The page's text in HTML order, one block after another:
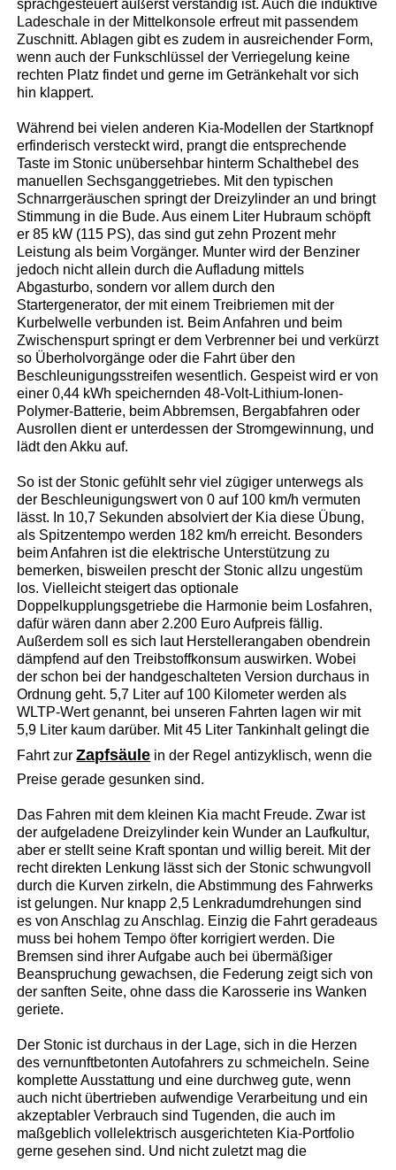
sprachgesteuert äußerst verständig ist. Auch die induktive
Ladeschale in der Mittelkonsole erfreut mit passendem
Zuschnitt. Ablagen gibt es zudem in ausreichender Form,
wenn auch der Funkschlüssel der Verriegelung keine
rechten Platz findet und gerne im Getränkehalt vor sich
hin klappert.
Während bei vielen anderen Kia-Modellen der Startknopf
erfinderisch versteckt wird, prangt die entsprechende
Taste im Stonic unübersehbar hinterm Schalthebel des
manuellen Sechsganggetriebes. Mit den typischen
Schnarrgeräuschen springt der Dreizylinder an und bringt
Stimmung in die Bude. Aus einem Liter Hubraum schöpft
er 85 kW (115 PS), das sind gut zehn Prozent mehr
Leistung als beim Vorgänger. Munter wird der Benziner
jedoch nicht allein durch die Aufladung mittels
Abgasturbo, sondern vor allem durch den
Startergenerator, der mit einem Treibriemen mit der
Kurbelwelle verbunden ist. Beim Anfahren und beim
Zwischenspurt springt er dem Verbrenner bei und verkürzt
so Überholvorgänge oder die Fahrt über den
Beschleunigungsstreifen wesentlich. Gespeist wird er von
einer 0,44 kWh speichernden 48-Volt-Lithium-Ionen-
Polymer-Batterie, beim Abbremsen, Bergabfahren oder
Ausrollen dient er unterdessen der Stromgewinnung, und
lädt den Akku auf.
So ist der Stonic gefühlt sehr viel zügiger unterwegs als
der Beschleunigungswert von 0 auf 100 km/h vermuten
lässt. In 10,7 Sekunden absolviert der Kia diese Übung,
als Spitzentempo werden 182 km/h erreicht. Besonders
beim Anfahren ist die elektrische Unterstützung zu
bemerken, bisweilen prescht der Stonic allzu ungestüm
los. Vielleicht steigert das optionale
Doppelkupplungsgetriebe die Harmonie beim Losfahren,
dafür wären dann aber 2.200 Euro Aufpreis fällig.
Außerdem soll es sich laut Herstellerangaben obendrein
dämpfend auf den Treibstoffkonsum auswirken. Wobei
der schon bei der handgeschalteten Version durchaus in
Ordnung geht. 5,7 Liter auf 100 Kilometer werden als
WLTP-Wert genannt, bei unseren Fahrten lagen wir mit
5,9 Liter kaum darüber. Mit 45 Liter Tankinhalt gelingt die
Fahrt zurZapfsäule in der Regel antizyklisch, wenn die
Preise gerade gesunken sind.
Das Fahren mit dem kleinen Kia macht Freude. Zwar ist
der aufgeladene Dreizylinder kein Wunder an Laufkultur,
aber er stellt seine Kraft spontan und willig bereit. Mit der
recht direkten Lenkung lässt sich der Stonic schwungvoll
durch die Kurven zirkeln, die Abstimmung des Fahrwerks
ist gelungen. Nur knapp 2,5 Lenkradumdrehungen sind
es von Anschlag zu Anschlag. Einzig die Fahrt geradeaus
muss bei hohem Tempo öfter korrigiert werden. Die
Bremsen sind ihrer Aufgabe auch bei übermäßiger
Beanspruchung gewachsen, die Federung zeigt sich von
der sanften Seite, ohne dass die Karosserie ins Wanken
geriete.
Der Stonic ist durchaus in der Lage, sich in die Herzen
des vernunftbetonten Autofahrers zu schmeicheln. Seine
komplette Ausstattung und eine durchweg gute, wenn
auch nicht übertrieben aufwendige Verarbeitung und ein
akzeptabler Verbrauch sind Tugenden, die auch im
maßgeblich vollelektrisch ausgerichteten Kia-Portfolio
gerne gesehen sind. Und nicht zuletzt mag die